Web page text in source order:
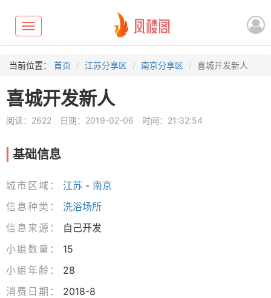
Toggle
navigation
当前位置： 首页 江苏分享区 南京分享区 喜城开发新人
喜城开发新人
阅读：2622 日期：2019-02-06 时间：21:32:54
基础信息
城市区域： 江苏 - 南京
信息种类：
洗浴场所
信息来源：
自己开发
小姐数量：
15
小姐年龄：
28
消费日期：
2018-8